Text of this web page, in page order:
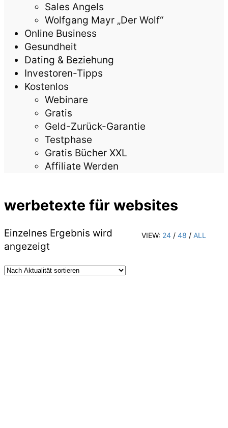
Sales Angels
Wolfgang Mayr „Der Wolf“
Online Business
Gesundheit
Dating & Beziehung
Investoren-Tipps
Kostenlos
Webinare
Gratis
Geld-Zurück-Garantie
Testphase
Gratis Bücher XXL
Affiliate Werden
werbetexte für websites
VIEW: 24 / 48 / ALL
Einzelnes Ergebnis wird
angezeigt